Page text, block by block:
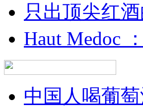
只出顶尖红
Haut Medoc
中国人喝葡